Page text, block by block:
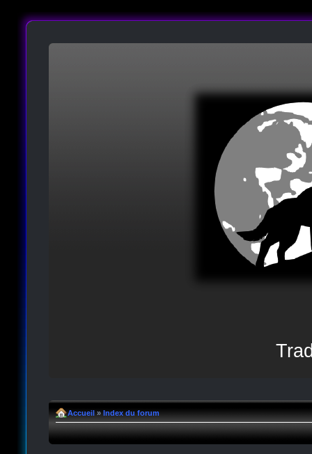
Accueil » Index du forum